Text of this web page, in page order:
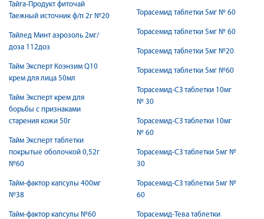
Тайга-Продукт фиточай
Таежный источник ф/п 2г №20
Тайлед Минт аэрозоль 2мг/
доза 112доз
Тайм Эксперт Коэнзим Q10
крем для лица 50мл
Тайм Эксперт крем для
борьбы с признаками
старения кожи 50г
Тайм Эксперт таблетки
покрытые оболочкой 0,52г
№60
Тайм-фактор капсулы 400мг
№38
Тайм-фактор капсулы №60
Торасемид таблетки 5мг № 60
Торасемид таблетки 5мг № 60
Торасемид таблетки 5мг №20
Торасемид таблетки 5мг №60
Торасемид-СЗ таблетки 10мг
№ 30
Торасемид-СЗ таблетки 10мг
№ 60
Торасемид-СЗ таблетки 5мг №
30
Торасемид-СЗ таблетки 5мг №
60
Торасемид-Тева таблетки